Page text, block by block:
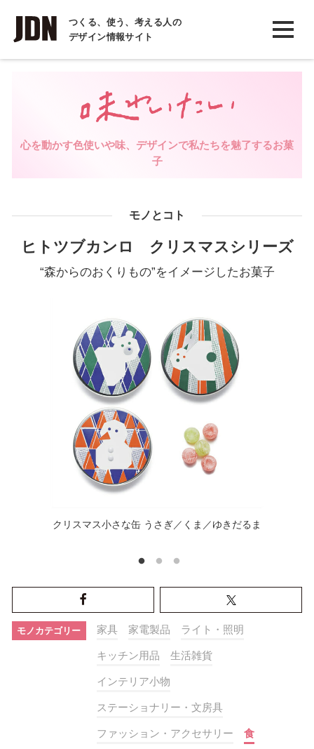
つくる、使う、考える人の
デザイン情報サイト
INTERVIEW
インタビュー
コラム
心を動かす色使いや味、デザインで私たちを魅了するお菓
子
モノとコト
ヒトツブカンロ クリスマスシリーズ
“森からのおくりもの”をイメージしたお菓子
クリスマス小さな缶 うさぎ／くま／ゆきだるま
モノカテゴリー 家具 家電製品 ライト・照明
キッチン用品 生活雑貨
インテリア小物
ステーショナリー・文房具
ファッション・アクセサリー 食